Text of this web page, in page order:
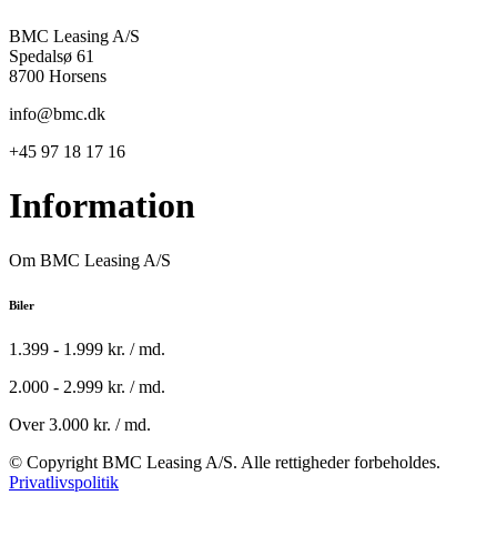
BMC Leasing A/S
Spedalsø 61
8700 Horsens
info@bmc.dk
+45 97 18 17 16
Information
Om BMC Leasing A/S
Biler
1.399 - 1.999 kr. / md.
2.000 - 2.999 kr. / md.
Over 3.000 kr. / md.
© Copyright BMC Leasing A/S. Alle rettigheder forbeholdes.
Privatlivspolitik